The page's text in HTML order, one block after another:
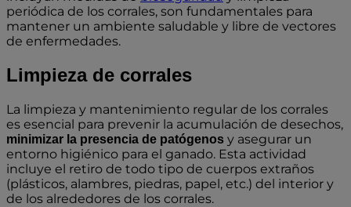
periódica de los corrales, son fundamentales para
mantener un ambiente saludable y libre de vectores
de enfermedades.
Limpieza de corrales
La limpieza y mantenimiento regular de los corrales
es esencial para prevenir la acumulación de desechos,
minimizar la presencia de patógenos y asegurar un
entorno higiénico para el ganado. Esta actividad
incluye el retiro de todo tipo de cuerpos extraños
(plásticos, alambres, piedras, papel, etc.) del interior y
de los alrededores de los corrales.